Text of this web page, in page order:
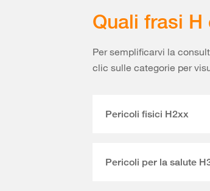
Quali frasi
Per semplificarvi la
clic sulle categorie per
Pericoli fisici H2xx
Pericoli per la salute